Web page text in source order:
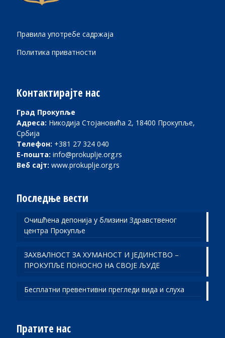
Правила употребе садржаја
Политика приватности
Контактирајте нас
Град Прокупље
Адреса: Никодија Стојановића 2, 18400 Прокупље,
Србија
Телефон: +381 27 324 040
Е-пошта: info@prokuplje.org.rs
Веб сајт: www.prokuplje.org.rs
Последње вести
Очишћена депонија у близини Здравственог
центра Прокупље
ЗАХВАЛНОСТ ЗА ХУМАНОСТ И ЈЕДИНСТВО –
ПРОКУПЉЕ ПОНОСНО НА СВОЈЕ ЉУДЕ
Бесплатни превентивни прегледи вида и слуха
Пратите нас